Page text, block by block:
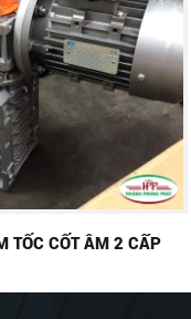
TỐC CỐT ÂM 2 CẤP